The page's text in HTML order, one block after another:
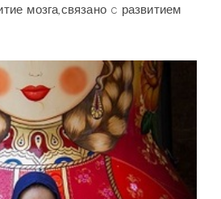
мозга,связано c развитием